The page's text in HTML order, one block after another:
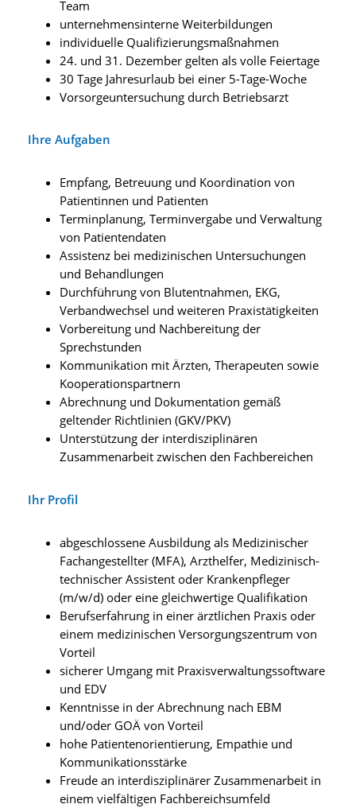
Team
unternehmensinterne Weiterbildungen
individuelle Qualifizierungsmaßnahmen
24. und 31. Dezember gelten als volle Feiertage
30 Tage Jahresurlaub bei einer 5-Tage-Woche
Vorsorgeuntersuchung durch Betriebsarzt
Ihre Aufgaben
Empfang, Betreuung und Koordination von
Patientinnen und Patienten
Terminplanung, Terminvergabe und Verwaltung
von Patientendaten
Assistenz bei medizinischen Untersuchungen
und Behandlungen
Durchführung von Blutentnahmen, EKG,
Verbandwechsel und weiteren Praxistätigkeiten
Vorbereitung und Nachbereitung der
Sprechstunden
Kommunikation mit Ärzten, Therapeuten sowie
Kooperationspartnern
Abrechnung und Dokumentation gemäß
geltender Richtlinien (GKV/PKV)
Unterstützung der interdisziplinären
Zusammenarbeit zwischen den Fachbereichen
Ihr Profil
abgeschlossene Ausbildung als Medizinischer
Fachangestellter (MFA), Arzthelfer, Medizinisch-
technischer Assistent oder Krankenpfleger
(m/w/d) oder eine gleichwertige Qualifikation
Berufserfahrung in einer ärztlichen Praxis oder
einem medizinischen Versorgungszentrum von
Vorteil
sicherer Umgang mit Praxisverwaltungssoftware
und EDV
Kenntnisse in der Abrechnung nach EBM
und/oder GOÄ von Vorteil
hohe Patientenorientierung, Empathie und
Kommunikationsstärke
Freude an interdisziplinärer Zusammenarbeit in
einem vielfältigen Fachbereichsumfeld